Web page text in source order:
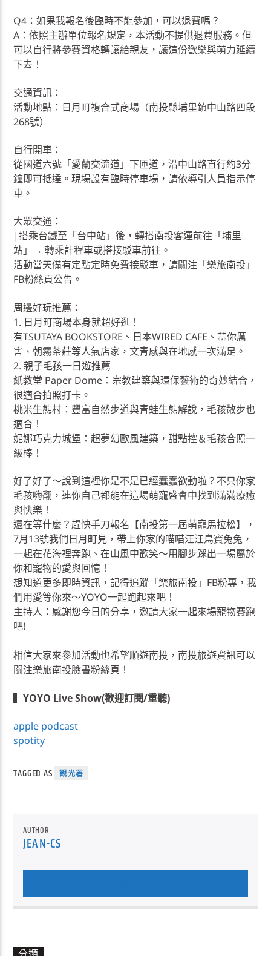
Q4：如果我報名後臨時不能參加，可以退費嗎？
A：依照主辦單位報名規定，本活動不提供退費服務。但
可以自行將參賽資格轉讓給親友，讓這份歡樂與萌力延續
下去！
交通資訊：
活動地點：日月町複合式商場（南投縣埔里鎮中山路四段
268號）
自行開車：
從國道六號「愛蘭交流道」下匝道，沿中山路直行約3分
鐘即可抵達。現場設有臨時停車場，請依導引人員指示停
車。
大眾交通：
|搭乘台鐵至「台中站」後，轉搭南投客運前往「埔里
站」→ 轉乘計程車或搭接駁車前往。
活動當天備有定點定時免費接駁車，請關注「樂旅南投」
FB粉絲頁公告。
周邊好玩推薦：
1. 日月町商場本身就超好逛！
有TSUTAYA BOOKSTORE、日本WIRED CAFE、蒜你厲
害、朝霧茶莊等人氣店家，文青感與在地感一次滿足。
2. 親子毛孩一日遊推薦
紙教堂 Paper Dome：宗教建築與環保藝術的奇妙結合，
很適合拍照打卡。
桃米生態村：豐富自然步道與青蛙生態解說，毛孩散步也
適合！
妮娜巧克力城堡：超夢幻歐風建築，甜點控＆毛孩合照一
級棒！
好了好了～說到這裡你是不是已經蠢蠢欲動啦？不只你家
毛孩嗨翻，連你自己都能在這場萌寵盛會中找到滿滿療癒
與快樂！
還在等什麼？趕快手刀報名【南投第一屆萌寵馬拉松】，
7月13號我們日月町見，帶上你家的喵喵汪汪鳥寶兔兔，
一起在花海裡奔跑、在山風中歡笑～用腳步踩出一場屬於
你和寵物的愛與回憶！
想知道更多即時資訊，記得追蹤「樂旅南投」FB粉專，我
們用愛等你來～YOYO一起跑起來吧！
主持人：感謝您今日的分享，邀請大家一起來場寵物賽跑
吧!
相信大家來參加活動也希望順遊南投，南投旅遊資訊可以
關注樂旅南投臉書粉絲頁！
▍YOYO Live Show(歡迎訂閱/重聽)
apple podcast
spotity
TAGGED AS 觀光署
AUTHOR
JEAN-CS